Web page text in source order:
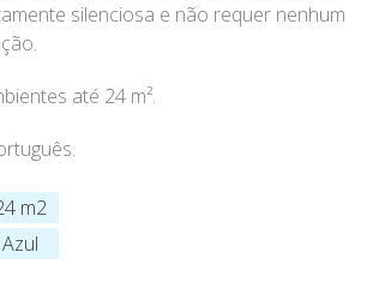
silenciosa e não requer nenhum
até 24 m².
m2
Azul